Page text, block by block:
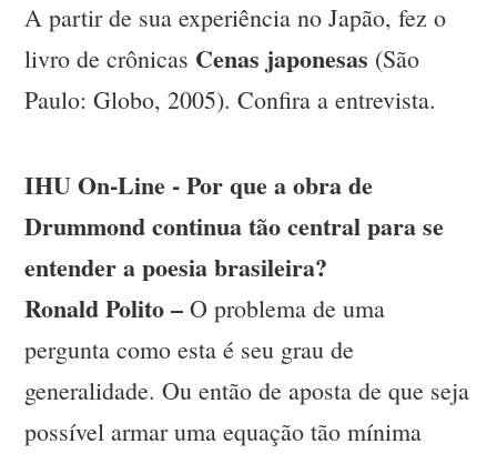
A partir de sua experiência no Japão, fez o
livro de crônicas Cenas japonesas (São
Paulo: Globo, 2005). Confira a entrevista.
IHU On-Line - Por que a obra de
Drummond continua tão central para se
entender a poesia brasileira?
Ronald Polito – O problema de uma
pergunta como esta é seu grau de
generalidade. Ou então de aposta de que seja
possível armar uma equação tão mínima